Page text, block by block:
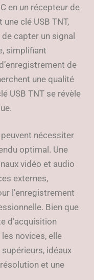
en un récepteur de
clé USB TNT,
capter un signal
simplifiant
de
une qualité
USB TNT se révèle
nécessiter
optimal. Une
vidéo et audio
externes,
l’enregistrement
Bien que
d’acquisition
novices, elle
idéaux
et une